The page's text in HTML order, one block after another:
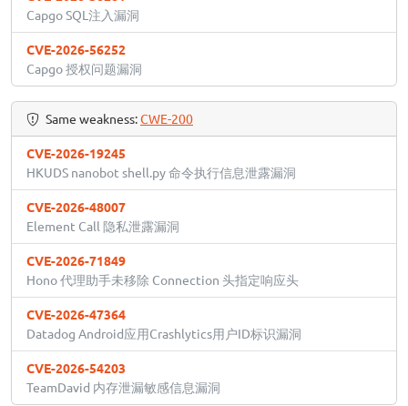
Capgo SQL注入漏洞
CVE-2026-56252
Capgo 授权问题漏洞
Same weakness:CWE-200
CVE-2026-19245
HKUDS nanobot shell.py 命令执行信息泄露漏洞
CVE-2026-48007
Element Call 隐私泄露漏洞
CVE-2026-71849
Hono 代理助手未移除 Connection 头指定响应头
CVE-2026-47364
Datadog Android应用Crashlytics用户ID标识漏洞
CVE-2026-54203
TeamDavid 内存泄漏敏感信息漏洞